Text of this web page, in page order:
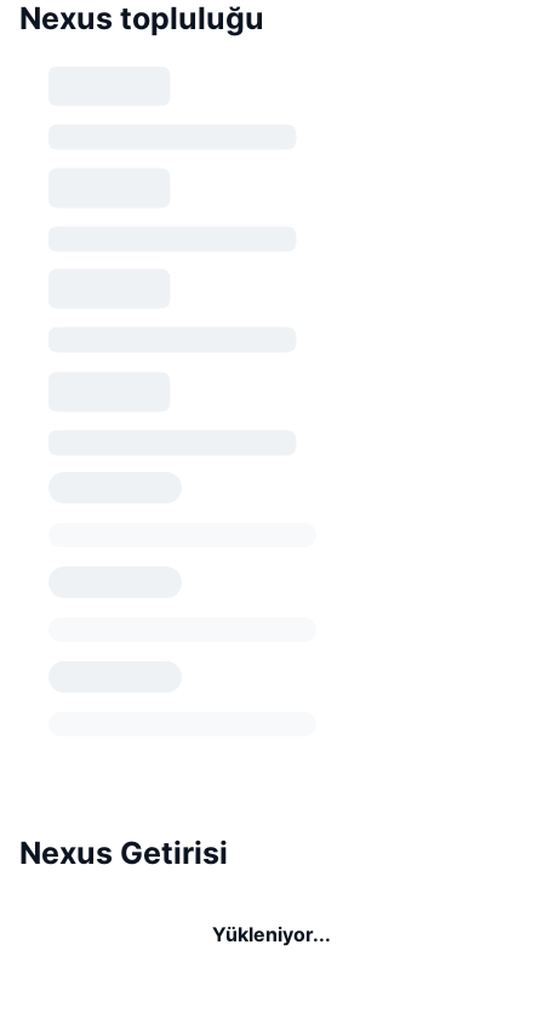
Nexus topluluğu
Nexus Getirisi
Yükleniyor...